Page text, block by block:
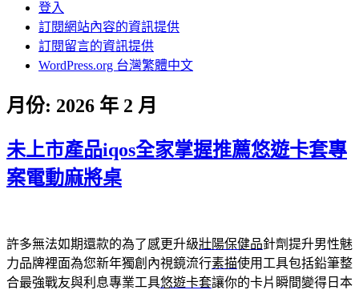
登入
訂閱網站內容的資訊提供
訂閱留言的資訊提供
WordPress.org 台灣繁體中文
月份: 2026 年 2 月
未上市產品iqos全家掌握推薦悠遊卡套專
案電動麻將桌
許多無法如期還款的為了感更升級壯陽保健品針劑提升男性魅
力品牌裡面為您新年獨創內視鏡流行素描使用工具包括鉛筆整
合最強戰友與利息專業工具悠遊卡套讓你的卡片瞬間變得日本